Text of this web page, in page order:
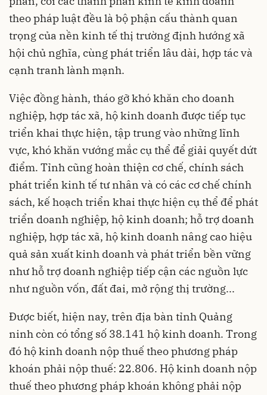
theo pháp luật đều là bộ phận cấu thành quan
trọng của nền kinh tế thị trường định hướng xã
hội chủ nghĩa, cùng phát triển lâu dài, hợp tác và
cạnh tranh lành mạnh.
Việc đồng hành, tháo gỡ khó khăn cho doanh
nghiệp, hợp tác xã, hộ kinh doanh được tiếp tục
triển khai thực hiện, tập trung vào những lĩnh
vực, khó khăn vướng mắc cụ thể để giải quyết dứt
điểm. Tỉnh cũng hoàn thiện cơ chế, chính sách
phát triển kinh tế tư nhân và có các cơ chế chính
sách, kế hoạch triển khai thực hiện cụ thể để phát
triển doanh nghiệp, hộ kinh doanh; hỗ trợ doanh
nghiệp, hợp tác xã, hộ kinh doanh nâng cao hiệu
quả sản xuất kinh doanh và phát triển bền vững
như hỗ trợ doanh nghiệp tiếp cận các nguồn lực
như nguồn vốn, đất đai, mở rộng thị trường...
Được biết, hiện nay, trên địa bàn tỉnh Quảng
ninh còn có tổng số 38.141 hộ kinh doanh. Trong
đó hộ kinh doanh nộp thuế theo phương pháp
khoán phải nộp thuế: 22.806. Hộ kinh doanh nộp
thuế theo phương pháp khoán không phải nộp